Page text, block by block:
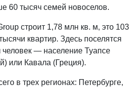
60 тысяч семей новоселов.
строит 1,78 млн кв. м, это 103
квартир. Здесь поселятся
— население Туапсе
или Кавала (Греция).
в трех регионах: Петербурге,